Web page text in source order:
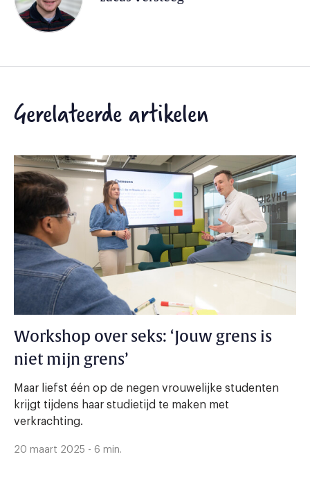
Gerelateerde artikelen
Workshop over seks: ‘Jouw grens is
niet mijn grens’
Maar liefst één op de negen vrouwelijke studenten
krijgt tijdens haar studietijd te maken met
verkrachting.
20 maart 2025 - 6 min.